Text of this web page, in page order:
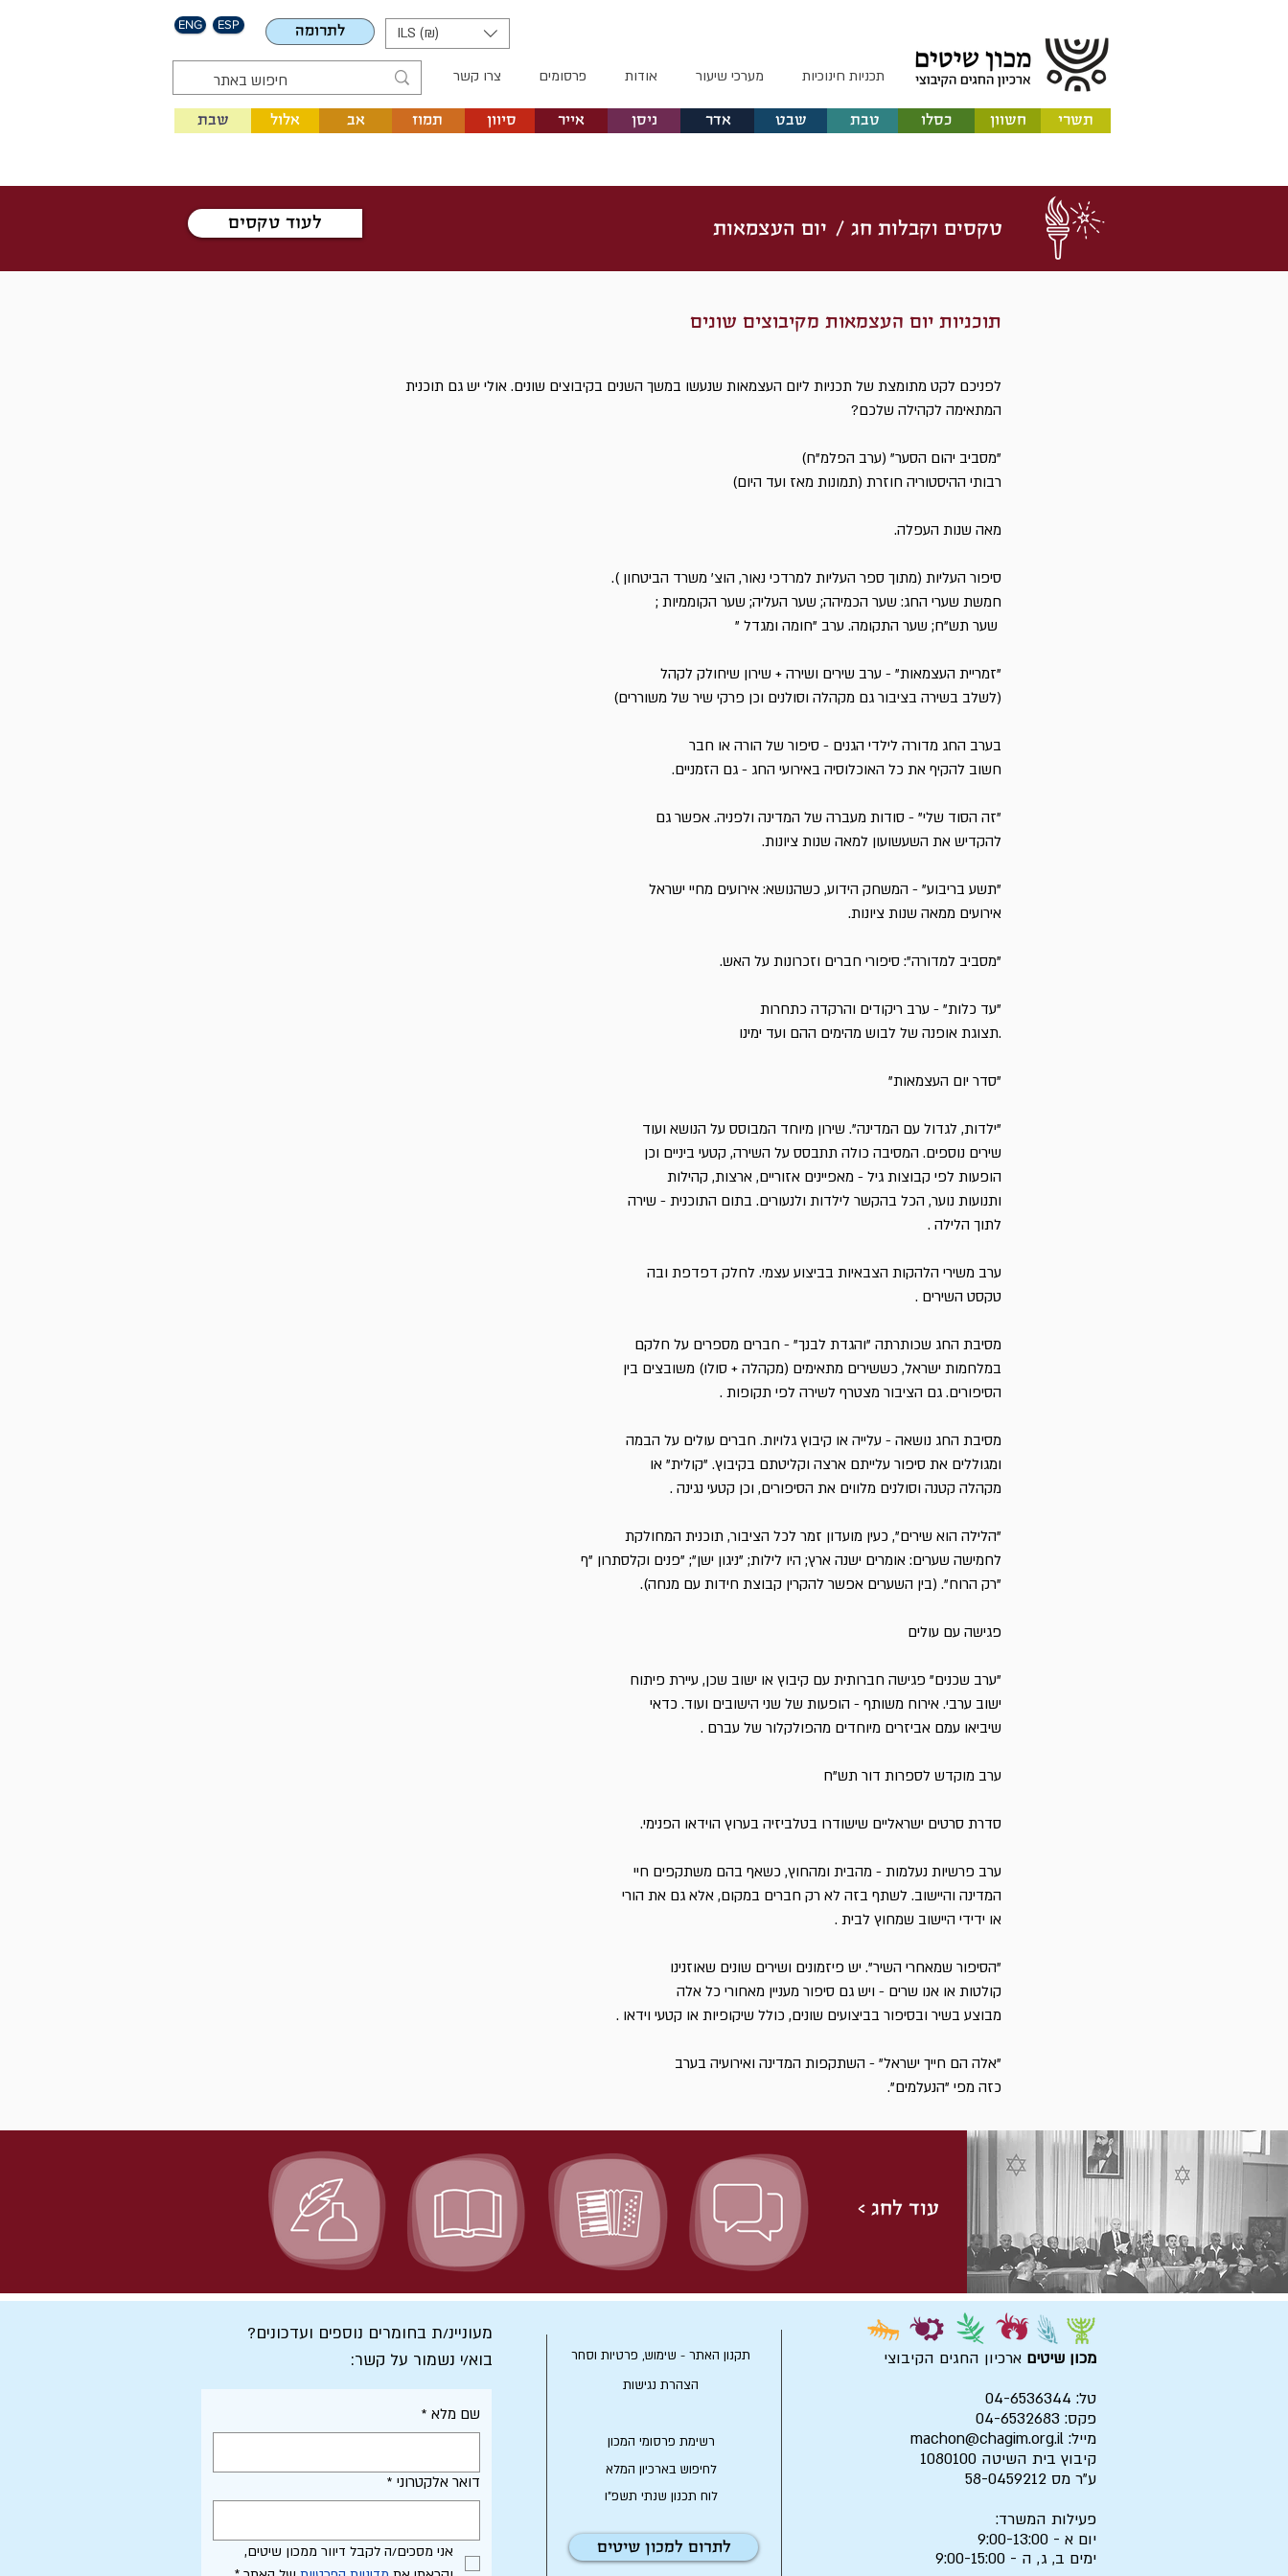
ENG ESP לתרומה ILS (₪)
תכניות חינוכיות מערכי שיעור אודות פרסומים צרו קשר
אלול שבת תמוז אב ניסן סיוון אדר טבת שבט חשוון תשרי כסלו אייר
לעוד טקסים יום העצמאות טקסים וקבלות חג /
תוכניות יום העצמאות מקיבוצים שונים
לפניכם לקט מתומצת של תכניות ליום העצמאות שנעשו במשך השנים בקיבוצים שונים. אולי יש גם תוכנית
המתאימה לקהילה שלכם?
"מסביב יהום הסער" (ערב הפלמ"ח)
רבותי ההיסטוריה חוזרת (תמונות מאז ועד היום)
מאה שנות העפלה.
סיפור העליות (מתוך ספר העליות למרדכי נאור, הוצ' משרד הביטחון ).
חמשת שערי החג: שער הכמיהה; שער העליה; שער הקוממיות ;
שער תש"ח; שער התקומה. ערב "חומה ומגדל "
"זמריית העצמאות" - ערב שירים ושירה + שירון שיחולק לקהל
(לשלב בשירה בציבור גם מקהלה וסולנים וכן פרקי שיר של משוררים)
בערב החג מדורה לילדי הגנים - סיפור של הורה או חבר
חשוב להקיף את כל האוכלוסיה באירועי החג - גם הזמניים.
"זה הסוד שלי" - סודות מעברה של המדינה ולפניה. אפשר גם
להקדיש את השעשועון למאה שנות ציונות.
"תשע בריבוע" - המשחק הידוע, כשהנושא: אירועים מחיי ישראל
אירועים ממאה שנות ציונות.
"מסביב למדורה": סיפורי חברים וזכרונות על האש.
"עד כלות" - ערב ריקודים והרקדה כתחרות
.תצוגת אופנה של לבוש מהימים ההם ועד ימינו
"סדר יום העצמאות"
"ילדות, לגדול עם המדינה". שירון מיוחד המבוסס על הנושא ועוד
שירים נוספים. המסיבה כולה תתבסס על השירה, קטעי ביניים וכן
הופעות לפי קבוצות גיל - מאפיינים אזוריים, ארצות, קהילות
ותנועות נוער, הכל בהקשר לילדות ולנעורים. בתום התוכנית - שירה
לתוך הלילה .
ערב משירי הלהקות הצבאיות בביצוע עצמי. לחלק דפדפת ובה
טקסט השירים .
מסיבת החג שכותרתה "והגדת לבנך" - חברים מספרים על חלקם
במלחמות ישראל, כששירים מתאימים (מקהלה + סולו) משובצים בין
הסיפורים. גם הציבור מצטרף לשירה לפי תקופות .
מסיבת החג נושאה - עלייה או קיבוץ גלויות. חברים עולים על הבמה
ומגוללים את סיפור עלייתם ארצה וקליטתם בקיבוץ. "קולית" או
מקהלה קטנה וסולנים מלווים את הסיפורים, וכן קטעי נגינה .
"הלילה הוא שירים", כעין מועדון זמר לכל הציבור, תוכנית המחולקת
לחמישה שערים: אומרים ישנה ארץ; היו לילות; "ניגון ישן"; "פנים וקלסתרון "ף
"רק הרוח". (בין השערים אפשר להקרין קבוצת חידות עם מנחה).
פגישה עם עולים
"ערב שכנים" פגישה חברותית עם קיבוץ או ישוב שכן, עיירת פיתוח
ישוב ערבי. אירוח משותף - הופעות של שני הישובים ועוד. כדאי
שיביאו עמם אביזרים מיוחדים מהפולקלור של עברם .
ערב מוקדש לספרות דור תש"ח
סדרת סרטים ישראליים שישודרו בטלביזיה בערוץ הוידאו הפנימי.
ערב פרשיות נעלמות - מהבית ומהחוץ, כשאף בהם משתקפים חיי
המדינה והיישוב. לשתף בזה לא רק חברים במקום, אלא גם את הורי
או ידידי היישוב שמחוץ לבית .
"הסיפור שמאחרי השיר". יש פיזמונים ושירים שונים שאוזנינו
קולטות או אנו שרים - ויש גם סיפור מעניין מאחורי כל אלה
מבוצע בשיר ובסיפור בביצועים שונים, כולל שיקופיות או קטעי וידאו .
"אלה הם חייך ישראל" - השתקפות המדינה ואירועיה בערב
כזה מפי "הנעלמים".
עוד לחג >
מעוניינ/ת בחומרים נוספים ועדכונים?
בוא/י נשמור על קשר:
שם מלא *
דואר אלקטרוני *
תקנון האתר - שימוש, פרטיות וסחר
הצהרת נגישות
רשימת פרסומי המכון
לחיפוש בארכיון המלא
לוח תכנון שנתי תשפ"ו
לתרום למכון שיטים
מכון שיטים ארכיון החגים הקיבוצי
טל: 04-6536344
פקס: 04-6532683
מייל: machon@chagim.org.il
קיבוץ בית השיטה 1080100
ע"ר מס 58-0459212
פעילות המשרד:
יום א - 9:00-13:00
ימים ב, ג, ה - 9:00-15:00